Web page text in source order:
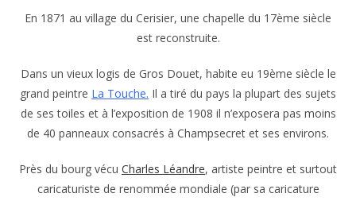
En 1871 au village du Cerisier, une chapelle du 17ème siècle
est reconstruite.
Dans un vieux logis de Gros Douet, habite eu 19ème siècle le
grand peintre La Touche. Il a tiré du pays la plupart des sujets
de ses toiles et à l’exposition de 1908 il n’exposera pas moins
de 40 panneaux consacrés à Champsecret et ses environs.
Près du bourg vécu Charles Léandre, artiste peintre et surtout
caricaturiste de renommée mondiale (par sa caricature